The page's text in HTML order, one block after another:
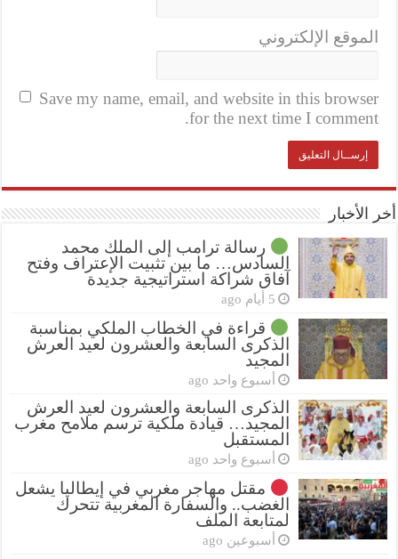
الموقع الإلكتروني
Save my name, email, and website in this browser
for the next time I comment.
أخر الأخبار
رسالة ترامب إلى الملك محمد
السادس… ما بين تثبيت الإعتراف وفتح
آفاق شراكة استراتيجية جديدة
5 أيام ago
قراءة في الخطاب الملكي بمناسبة
الذكرى السابعة والعشرون لعيد العرش
المجيد
أسبوع واحد ago
الذكرى السابعة والعشرون لعيد العرش
المجيد… قيادة ملكية ترسم ملامح مغرب
المستقبل
أسبوع واحد ago
مقتل مهاجر مغربي في إيطاليا يشعل
الغضب.. والسفارة المغربية تتحرك
لمتابعة الملف
أسبوعين ago